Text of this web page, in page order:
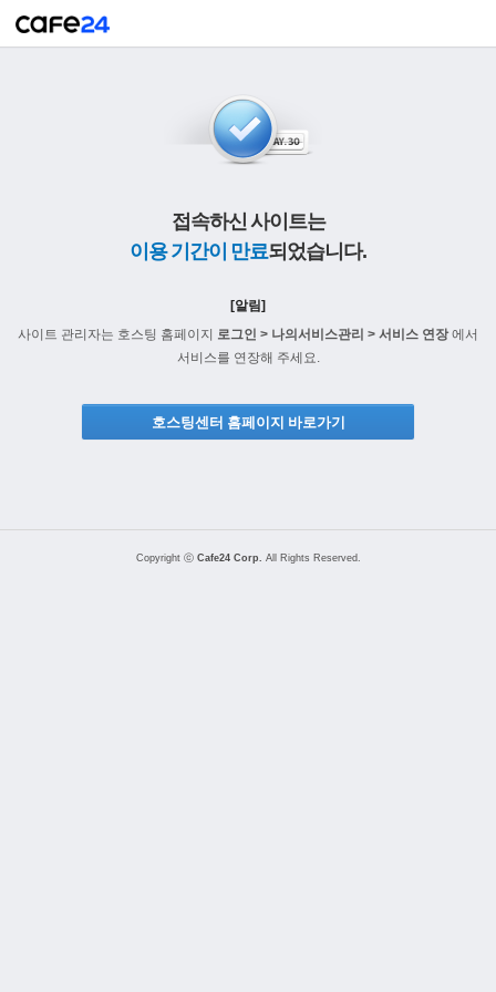
접속하신 사이트는
이용 기간이 만료되었습니다.
[알림]
사이트 관리자는 호스팅 홈페이지 로그인 > 나의서비스관리 > 서비스 연장에서
서비스를 연장해 주세요.
호스팅센터 홈페이지 바로가기
Copyright ⓒ Cafe24 Corp. All Rights Reserved.